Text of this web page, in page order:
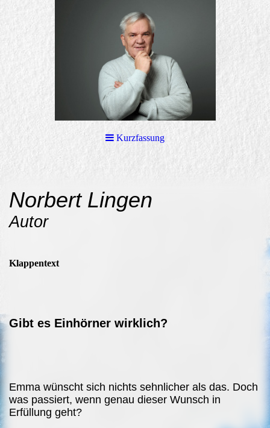
Kurzfassung
Norbert Lingen
Autor
Klappentext
Gibt es Einhörner wirklich?
Emma wünscht sich nichts sehnlicher als das. Doch
was passiert, wenn genau dieser Wunsch in
Erfüllung geht?